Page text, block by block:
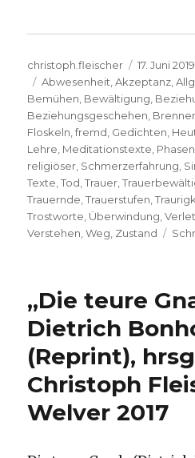
Autor
christoph.fleischer
am
17. Juni 2019
Schlagwörter
Abwesenheit ,Akzeptanz ,
Bemühen Bewältigung
Beziehungsgeschehen
Floskeln ,fremd Gedichten
Lehre Meditationstexte Phasen
religiöser Schmerzerfahrung
Texte ,Tod ,Trauer ,
Trauernde ,Trauerstufen ,
Trostworte Überwindung ,
Verstehen ,Weg Zustand
„Die teure
Dietrich
(Reprint),
Christoph
Welver 2017